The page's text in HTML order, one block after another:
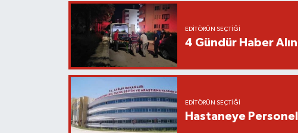
EDITÖRÜN SEÇTIĞI
4 Gündür Haber
EDITÖRÜN SEÇTIĞI
Hastaneye